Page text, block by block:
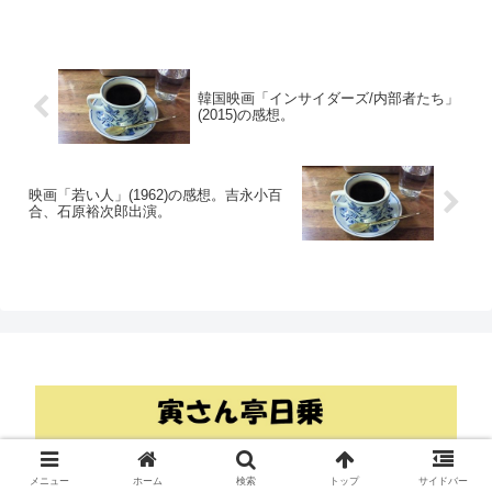
韓国映画「インサイダーズ/内部者たち」
(2015)の感想。
映画「若い人」(1962)の感想。吉永小百
合、石原裕次郎出演。
© 2018 寅さん亭日乗.
メニュー ホーム 検索 トップ サイドバー